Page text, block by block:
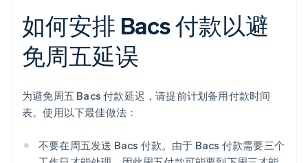
如何安排 Bacs 付款以避
免周五延误
为避免周五 Bacs 付款延迟，请提前计划备用付款时间
表。使用以下最佳做法：
不要在周五发送 Bacs 付款。由于 Bacs 付款需要三个